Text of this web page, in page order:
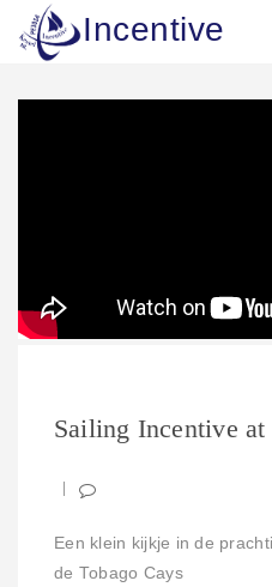
Incentive
Sailing Incentive at
Een klein kijkje in de
de Tobago Cays